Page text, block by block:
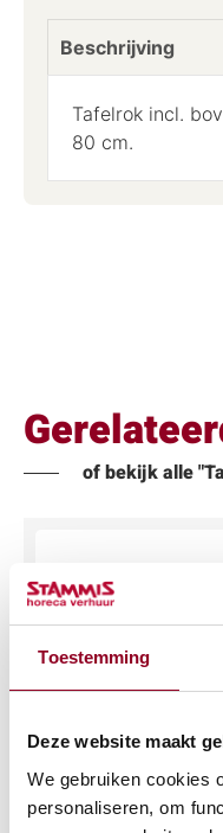
Toestemming
Deze website maakt
We gebruiken cookies
personaliseren, om
Beschrijving
Tafelrok incl.
80 cm.
of bekijk alle
€3,48
(excl. btw)